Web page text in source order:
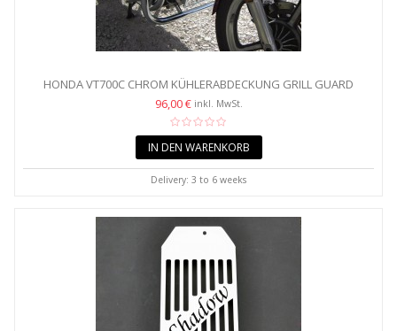
HONDA VT700C CHROM KÜHLERABDECKUNG GRILL GUARD
96,00 € inkl. MwSt.
IN DEN WARENKORB
Delivery: 3 to 6 weeks